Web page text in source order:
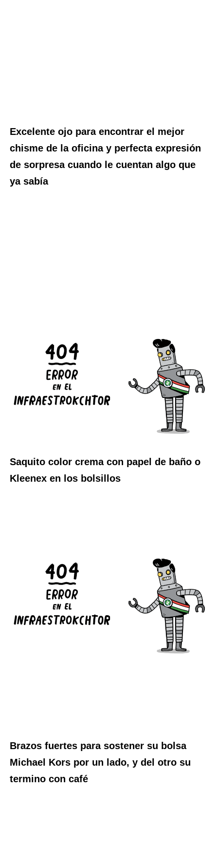
Excelente ojo para encontrar el mejor
chisme de la oficina y perfecta expresión
de sorpresa cuando le cuentan algo que
ya sabía
Saquito color crema con papel de baño o
Kleenex en los bolsillos
Brazos fuertes para sostener su bolsa
Michael Kors por un lado, y del otro su
termino con café